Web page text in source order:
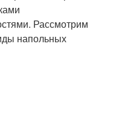
Рассмотрим
напольных